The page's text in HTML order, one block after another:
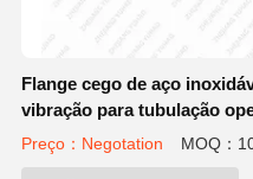
Flange cego de aço
vibração para tubulação
Preço：Negotation MOQ：